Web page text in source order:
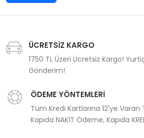
ÜCRETSİZ KARGO
1750 TL Üzeri Ücretsiz Kargo!
Gönderim!
ÖDEME YÖNTEMLERİ
Tüm Kredi Kartlarına 12'ye Varan
Kapıda NAKİT Ödeme, Kapıda